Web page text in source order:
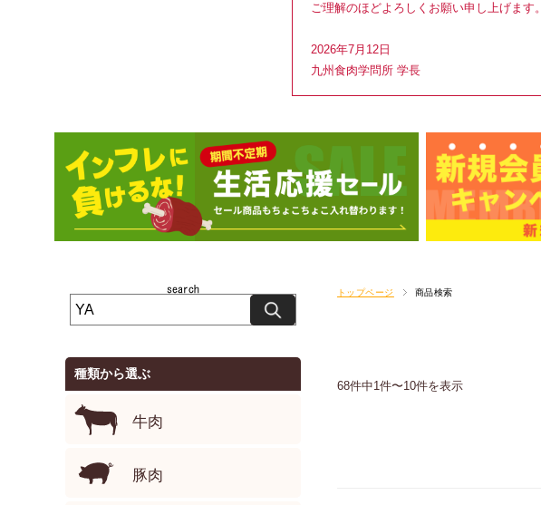
ご理解のほどよろしくお願い申し上げます。
2026年7月12日
九州食肉学問所 学長
トップページ 商品検索
68件中1件〜10件を表示
種類から選ぶ
牛肉
豚肉